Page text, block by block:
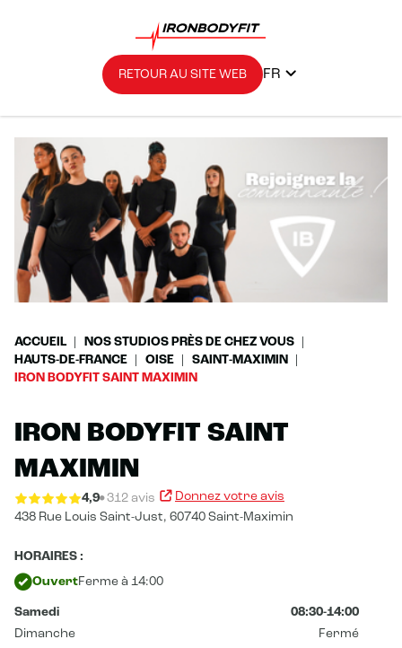
RETOUR AU SITE WEB FR
ACCUEIL
NOS STUDIOS PRÈS DE CHEZ VOUS
HAUTS-DE-FRANCE
OISE
SAINT-MAXIMIN
IRON BODYFIT SAINT MAXIMIN
IRON BODYFIT SAINT
MAXIMIN
4,9 312 avis
Donnez votre avis
438 Rue Louis Saint-Just, 60740 Saint-Maximin
HORAIRES :
OuvertFerme à 14:00
Samedi
08:30-14:00
Dimanche
Fermé